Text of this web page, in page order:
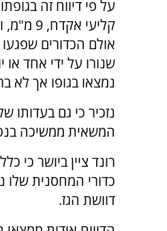
על פי דיווח זה
אולם הכדורים
שנורו על ידי אחד
נמצאו בגופו אך לא
נזכיר כי גם בעדותו
המשאית ממשיכה
רונד ציין ביושר
כדורי המחסנית שלו
דוושת הגז.